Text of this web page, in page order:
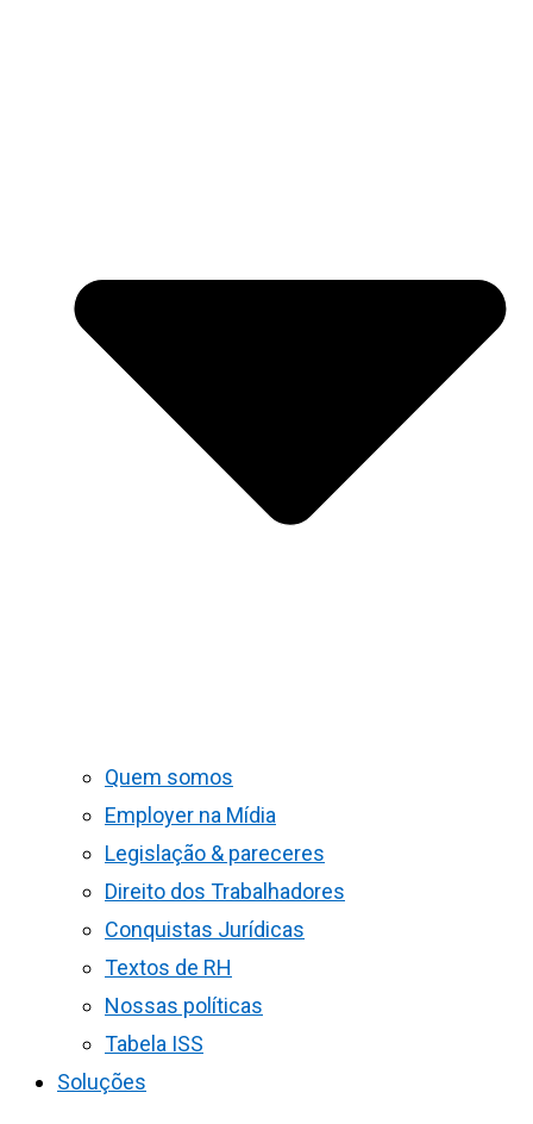
Quem somos
Employer na Mídia
Legislação & pareceres
Direito dos Trabalhadores
Conquistas Jurídicas
Textos de RH
Nossas políticas
Tabela ISS
Soluções